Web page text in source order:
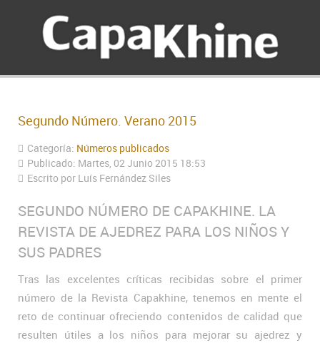
Segundo Número. Verano 2015
Categoría: Números publicados
Publicado: Martes, 02 Junio 2015 18:53
Escrito por Luís Fernández Siles
SEGUNDO NÚMERO DE CAPAKHINE. LA
REVISTA DE AJEDREZ PARA LOS NIÑOS Y
SUS PADRES
Tras las excelentes críticas recibidas sobre el primer
número de la Revista Capakhine, tenemos en mente el
reto de continuar ofreciendo contenidos de calidad que
resulten útiles a los niños para mejorar su ajedrez y